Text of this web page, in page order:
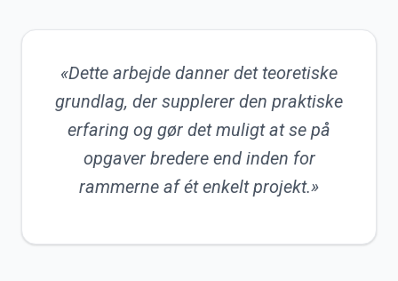
«Dette arbejde danner det teoretiske
grundlag, der supplerer den praktiske
erfaring og gør det muligt at se på
opgaver bredere end inden for
rammerne af ét enkelt projekt.»